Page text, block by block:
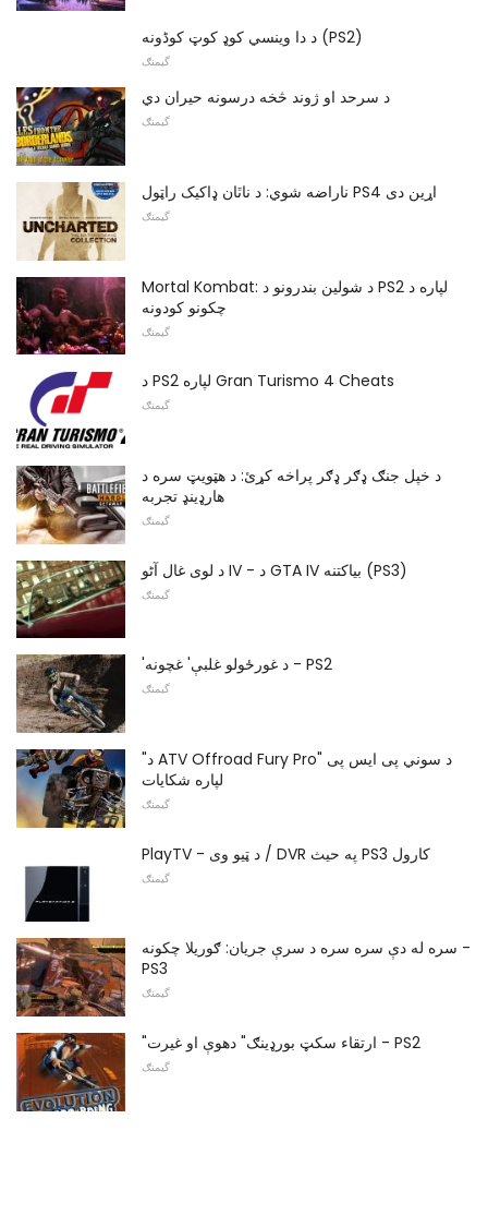
د دا وینسي کوډ کوټ کوڈونه (PS2)
گیمنګ
د سرحد او ژوند څخه درسونه حیران دي
گیمنګ
ناراضه شوي: د ناٿان ډاکیک راټول PS4 اړین دی
گیمنګ
Mortal Kombat: د شولین بندرونو د PS2 لپاره د
چکونو کودونه
گیمنګ
د PS2 لپاره Gran Turismo 4 Cheats
گیمنګ
د خپل جنګ ډګر ډګر پراخه کړئ: د هټویټ سره د
هارډینډ تجربه
گیمنګ
د لوی غال آٹو IV - د GTA IV بیاکتنه (PS3)
گیمنګ
'د غورځولو غلبې' غچونه - PS2
گیمنګ
"د ATV Offroad Fury Pro" د سوني پی ایس پی
لپاره شکایات
گیمنګ
PlayTV - د ټیو وی / DVR په حیث PS3 کارول
گیمنګ
سره له دې سره سره د سرې جریان: ګوریلا چکونه -
PS3
گیمنګ
"ارتقاء سکټ بورډینګ" دھوې او غیرت - PS2
گیمنګ